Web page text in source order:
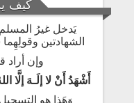
كيف
يَدخل غيرُ المسلم
الشهادتين
وإن أراد
أَشْهَدُ أَنْ لا إلَـهَ إلَّا
وَهَذا هو